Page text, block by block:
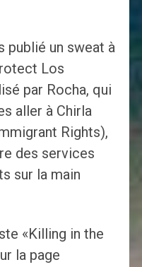
publié un sweat à
Los
par Rocha, qui
aller à Chirla
Rights),
des services
sur la main
«Killing in the
la page